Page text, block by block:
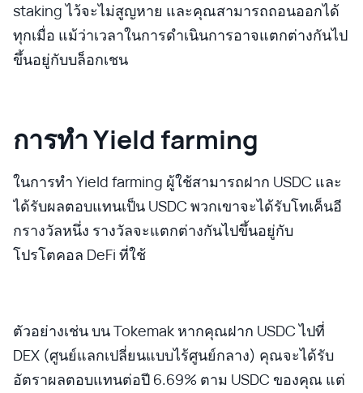
staking ไว้จะไม่สูญหาย และคุณสามารถถอนออกได้
ทุกเมื่อ แม้ว่าเวลาในการดำเนินการอาจแตกต่างกันไป
ขึ้นอยู่กับบล็อกเชน
การทำ Yield farming
ในการทำ Yield farming ผู้ใช้สามารถฝาก USDC และ
ได้รับผลตอบแทนเป็น USDC พวกเขาจะได้รับโทเค็นอี
กรางวัลหนึ่ง รางวัลจะแตกต่างกันไปขึ้นอยู่กับ
โปรโตคอล DeFi ที่ใช้
ตัวอย่างเช่น บน Tokemak หากคุณฝาก USDC ไปที่
DEX (ศูนย์แลกเปลี่ยนแบบไร้ศูนย์กลาง) คุณจะได้รับ
อัตราผลตอบแทนต่อปี 6.69% ตาม USDC ของคุณ แต่